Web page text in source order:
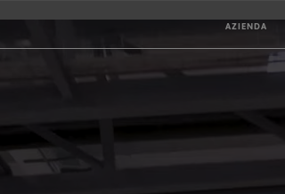
AZIENDA